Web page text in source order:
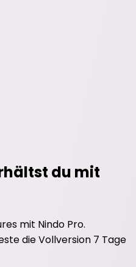
du mit
mit Nindo Pro.
die Vollversion 7 Tage